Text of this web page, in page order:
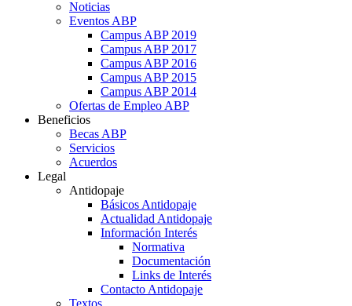
Noticias
Eventos ABP
Campus ABP 2019
Campus ABP 2017
Campus ABP 2016
Campus ABP 2015
Campus ABP 2014
Ofertas de Empleo ABP
Beneficios
Becas ABP
Servicios
Acuerdos
Legal
Antidopaje
Básicos Antidopaje
Actualidad Antidopaje
Información Interés
Normativa
Documentación
Links de Interés
Contacto Antidopaje
Textos